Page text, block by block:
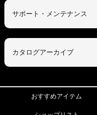
サポート・メンテナンス
カタログアーカイブ
おすすめアイテム